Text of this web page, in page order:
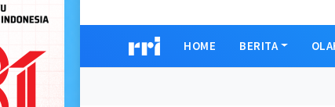
HOME BERITA